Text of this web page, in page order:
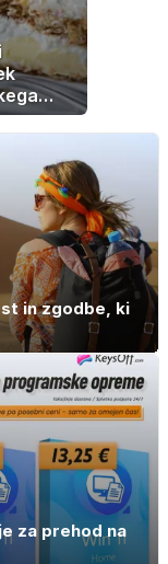
sladic
ki se
in zgodbe, ki
za prehod na